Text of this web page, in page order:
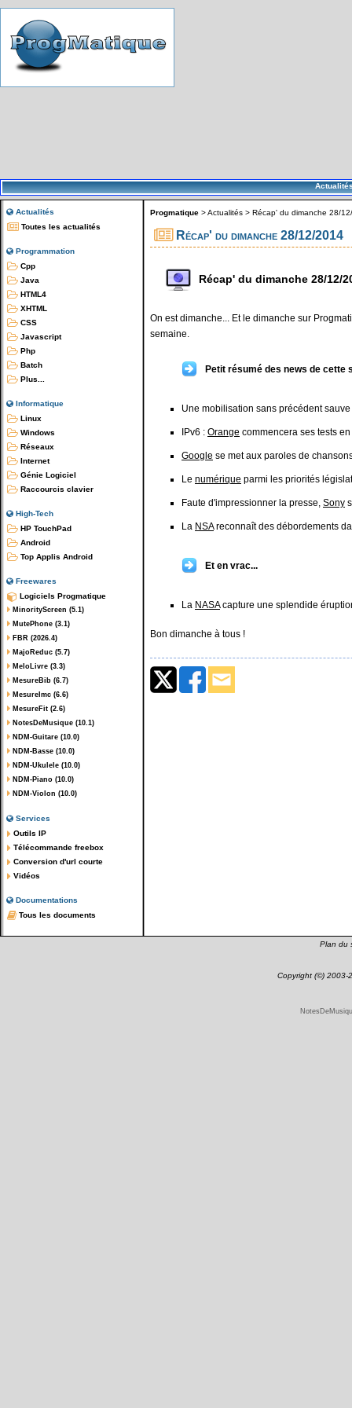
Actualités
Toutes les actualités
Programmation
Cpp
Java
HTML4
XHTML
CSS
Javascript
Php
Batch
Plus...
Informatique
Linux
Windows
Réseaux
Internet
Génie Logiciel
Raccourcis clavier
High-Tech
HP TouchPad
Android
Top Applis Android
Freewares
Logiciels Progmatique
MinorityScreen (5.1)
MutePhone (3.1)
FBR (2026.4)
MajoReduc (5.7)
MeloLivre (3.3)
MesureBib (6.7)
MesureImc (6.6)
MesureFit (2.6)
NotesDeMusique (10.1)
NDM-Guitare (10.0)
NDM-Basse (10.0)
NDM-Ukulele (10.0)
NDM-Piano (10.0)
NDM-Violon (10.0)
Services
Outils IP
Télécommande freebox
Conversion d'url courte
Vidéos
Documentations
Tous les documents
Progmatique >Actualités > Récap' du dimanche 28/
Récap' du dimanche 28/12/2014
Récap' du dimanche 28/12/
On est dimanche... Et le dimanche sur
semaine.
Petit résumé des news de cette
Une mobilisation sans précédent
IPv6 : Orange commencera ses tests
Google se met aux paroles de
Le numérique parmi les priorités
Faute d'impressionner la presse, Sony
La NSAreconnaît des débordements
Et en vrac...
La NASAcapture une splendide
Bon dimanche à tous !
Plan du
Copyright (©) 2003-